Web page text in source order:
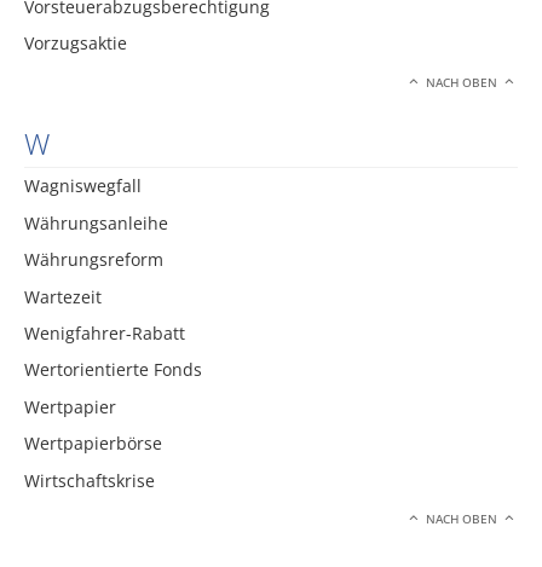
Vorsteuerabzugsberechtigung
Vorzugsaktie
NACH OBEN
W
Wagniswegfall
Währungsanleihe
Währungsreform
Wartezeit
Wenigfahrer-Rabatt
Wertorientierte Fonds
Wertpapier
Wertpapierbörse
Wirtschaftskrise
NACH OBEN